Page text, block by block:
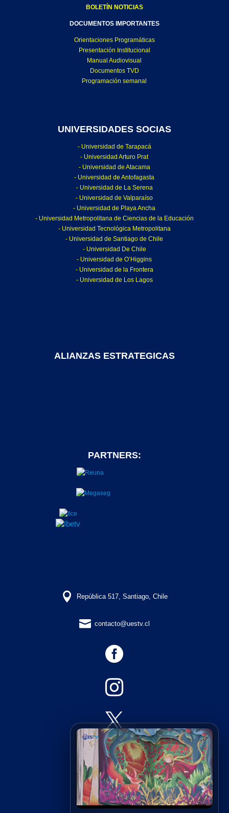
BOLETÍN NOTICIAS
DOCUMENTOS IMPORTANTES
Orientaciones Programáticas
Presentación Institucional
Manual Audiovisual
Documentos TVD
Programación semanal
UNIVERSIDADES SOCIAS
- Universidad de Tarapacá
- Universidad Arturo Prat
- Universidad de Atacama
- Universidad de Antofagasta
- Universidad de La Serena
- Universidad de Valparaíso
- Universidad de Playa Ancha
- Universidad Metropolitana de Ciencias de la Educación
- Universidad Tecnológica Metropolitana
- Universidad de Santiago de Chile
- Universidad De Chile
- Universidad de O’Higgins
- Universidad de la Frontera
- Universidad de Los Lagos
ALIANZAS ESTRATEGICAS
PARTNERS:
 República 517, Santiago, Chile
 contacto@uestv.cl




